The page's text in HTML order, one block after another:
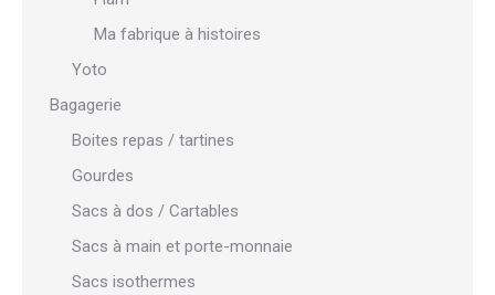
Ma fabrique à histoires
Yoto
Bagagerie
Boites repas / tartines
Gourdes
Sacs à dos / Cartables
Sacs à main et porte-monnaie
Sacs isothermes